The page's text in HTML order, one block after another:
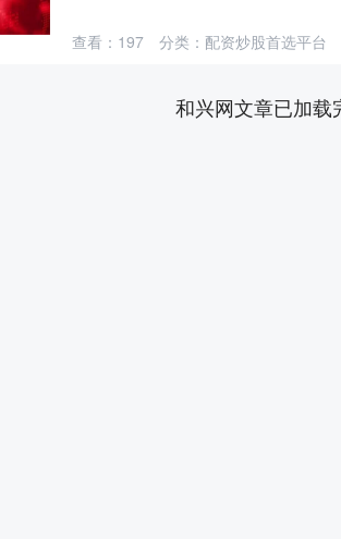
查看： 197 分类： 配资炒股首选平台
和兴网文章已加载